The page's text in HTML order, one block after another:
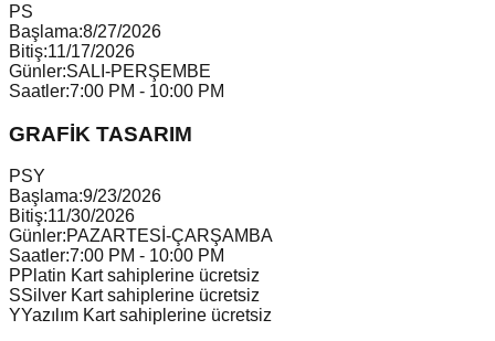
PS
Başlama:8/27/2026
Bitiş:11/17/2026
Günler:SALI-PERŞEMBE
Saatler:7:00 PM - 10:00 PM
GRAFİK TASARIM
PSY
Başlama:9/23/2026
Bitiş:11/30/2026
Günler:PAZARTESİ-ÇARŞAMBA
Saatler:7:00 PM - 10:00 PM
PPlatin Kart sahiplerine ücretsiz
SSilver Kart sahiplerine ücretsiz
YYazılım Kart sahiplerine ücretsiz